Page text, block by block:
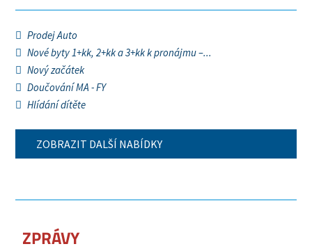
Prodej Auto
Nové byty 1+kk, 2+kk a 3+kk k pronájmu –...
Nový začátek
Doučování MA - FY
Hlídání dítěte
ZOBRAZIT DALŠÍ NABÍDKY
ZPRÁVY